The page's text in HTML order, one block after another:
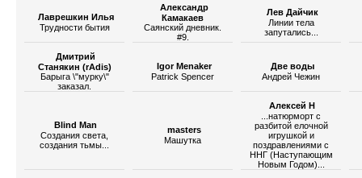
Лаврешкин Илья
Трудности бытия
Александр
Камакаев
Саянский дневник.
#9.
Лев Дайчик
Линии тела
запутались...
Дмитрий
Станякин (rAdis)
Барыга \"мурку\"
заказал.
Igor Menaker
Patrick Spencer
Две воды
Андрей Чежин
Blind Man
Создания света,
создания тьмы...
masters
Машутка
Алексей Н
...натюрморт с
разбитой елочной
игрушкой и
поздравлениями с
ННГ (Наступающим
Новым Годом)...